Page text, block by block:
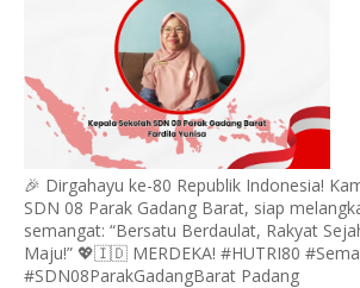
🎉 Dirgahayu ke-80 Republik Indonesia!
SDN 08 Parak Gadang Barat, siap
semangat: “Bersatu Berdaulat, Rakyat
Maju!” 💖🇮🇩 MERDEKA! #HUTRI80
#SDN08ParakGadangBarat Padang